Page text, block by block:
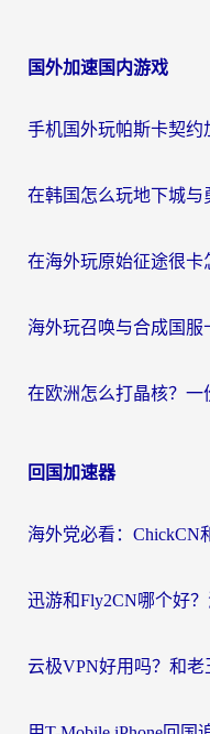
国外加速国内游戏
回国加速器